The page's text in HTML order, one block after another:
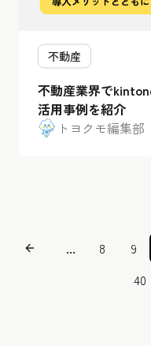
不動産
不動産業界で
活用事例を紹介
トヨクモ編集部
... 8 9
40